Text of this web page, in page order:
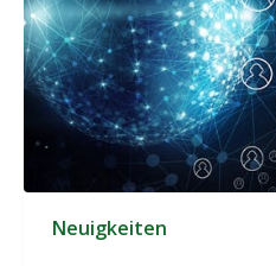
Neuigkeiten